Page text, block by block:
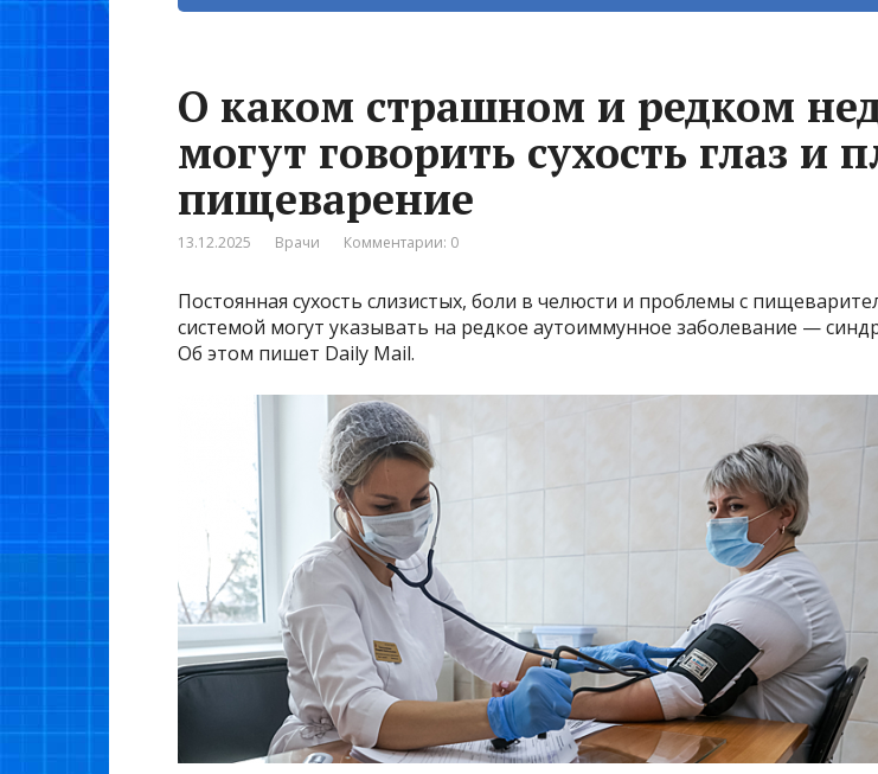
О каком страшном и редком
могут говорить сухость глаз и
пищеварение
13.12.2025 Врачи Комментарии: 0
Постоянная сухость слизистых, боли в челюсти и проблемы с
системой могут указывать на редкое аутоиммунное заболевание —
Об этом пишет Daily Mail.